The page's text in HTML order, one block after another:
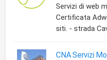
Servizi di web
Certificata
siti. - strada
CNA Servizi